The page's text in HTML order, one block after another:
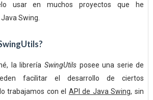
usar en muchos proyectos que he
Swing.
la librería SwingUtils posee una serie de
facilitar el desarrollo de ciertos
trabajamos con el API de Java Swing, sin